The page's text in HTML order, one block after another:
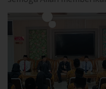
Sambutan Walikota Pekalongan